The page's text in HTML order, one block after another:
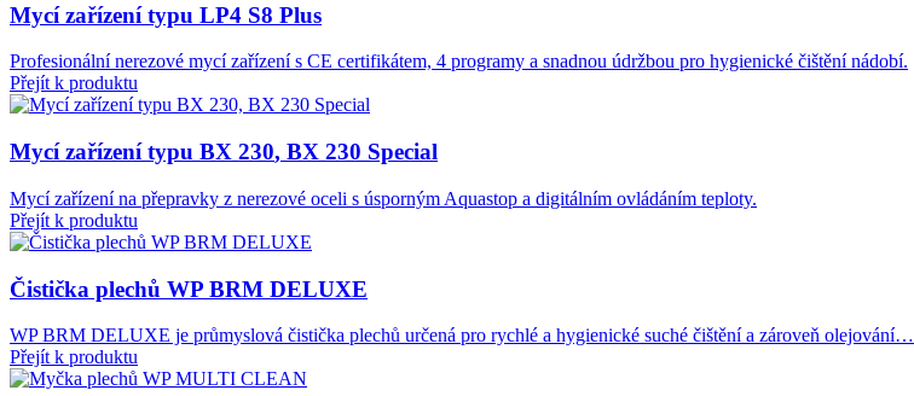
Mycí zařízení typu LP4 S8 Plus
Profesionální nerezové mycí zařízení s CE certifikátem, 4 programy a snadnou údržbou pro hygienické čištění nádobí.
Přejít k produktu
Mycí zařízení typu BX 230, BX 230 Special
Mycí zařízení na přepravky z nerezové oceli s úsporným Aquastop a digitálním ovládáním teploty.
Přejít k produktu
Čistička plechů WP BRM DELUXE
WP BRM DELUXE je průmyslová čistička plechů určená pro rychlé a hygienické suché čištění a zároveň olejování…
Přejít k produktu